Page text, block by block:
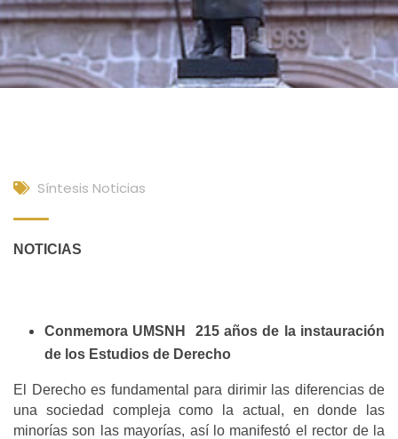
Síntesis Noticias
NOTICIAS
Conmemora UMSNH 215 años de la instauración
de los Estudios de Derecho
El Derecho es fundamental para dirimir las diferencias de
una sociedad compleja como la actual, en donde las
minorías son las mayorías, así lo manifestó el rector de la